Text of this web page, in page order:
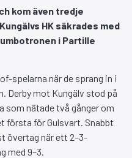
kom även tredje
HK säkrades med
i Partille
spelarna när de sprang in i
Derby mot Kungälv stod på
som nätade två gånger om
första för Gulsvart. Snabbt
övertag när ett 2–3-
med 9–3.